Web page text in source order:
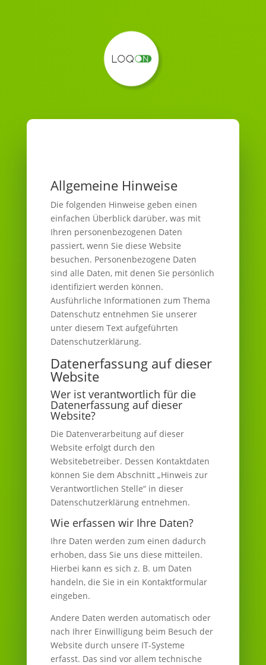
Allgemeine Hinweise
Die folgenden Hinweise geben einen
einfachen Überblick darüber, was mit
Ihren personenbezogenen Daten
passiert, wenn Sie diese Website
besuchen. Personenbezogene Daten
sind alle Daten, mit denen Sie persönlich
identifiziert werden können.
Ausführliche Informationen zum Thema
Datenschutz entnehmen Sie unserer
unter diesem Text aufgeführten
Datenschutzerklärung.
Datenerfassung auf dieser
Website
Wer ist verantwortlich für die
Datenerfassung auf dieser
Website?
Die Datenverarbeitung auf dieser
Website erfolgt durch den
Websitebetreiber. Dessen Kontaktdaten
können Sie dem Abschnitt „Hinweis zur
Verantwortlichen Stelle“ in dieser
Datenschutzerklärung entnehmen.
Wie erfassen wir Ihre Daten?
Ihre Daten werden zum einen dadurch
erhoben, dass Sie uns diese mitteilen.
Hierbei kann es sich z. B. um Daten
handeln, die Sie in ein Kontaktformular
eingeben.
Andere Daten werden automatisch oder
nach Ihrer Einwilligung beim Besuch der
Website durch unsere IT-Systeme
erfasst. Das sind vor allem technische